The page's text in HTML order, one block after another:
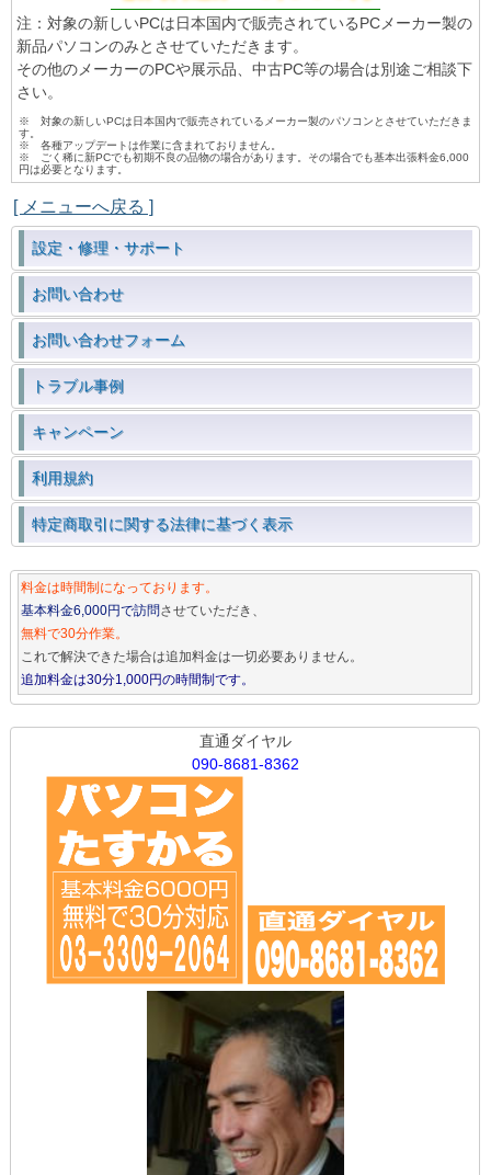
注：対象の新しいPCは日本国内で販売されているPCメーカー製の
新品パソコンのみとさせていただきます。
その他のメーカーのPCや展示品、中古PC等の場合は別途ご相談下
さい。
※ 対象の新しいPCは日本国内で販売されているメーカー製のパソコンとさせていただきま
す。
※ 各種アップデートは作業に含まれておりません。
※ ごく稀に新PCでも初期不良の品物の場合があります。その場合でも基本出張料金6,000
円は必要となります。
[ メニューへ戻る ]
設定・修理・サポート
お問い合わせ
お問い合わせフォーム
トラブル事例
キャンペーン
利用規約
特定商取引に関する法律に基づく表示
料金は時間制になっております。
基本料金6,000円で訪問させていただき、
無料で30分作業。
これで解決できた場合は追加料金は一切必要ありません。
追加料金は30分1,000円の時間制です。
直通ダイヤル
090-8681-8362